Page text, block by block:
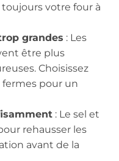
votre four à
grandes : Les
être plus
Choisissez
pour un
: Le sel et
rehausser les
avant de la